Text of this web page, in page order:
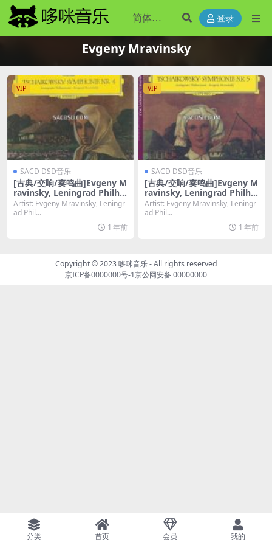
登录
Evgeny Mravinsky
VIP
SACD DSD音乐
[古典/交响/奏鸣曲]Evgeny M
ravinsky, Leningrad Philha
rmonic – Tchaikovsky: Sym
phony No 4 [SACD ISO DSD
Artist: Evgeny Mravinsky, Leningr
ad Phil...
1 年前
VIP
SACD DSD音乐
[古典/交响/奏鸣曲]Evgeny M
ravinsky, Leningrad Philha
rmonic – Tchaikovsky: Sym
phony No 5 [SACD ISO DSD
Artist: Evgeny Mravinsky, Leningr
ad Phil...
1 年前
Copyright © 2023哆咪音乐- All rights reserved
京ICP备0000000号-1京公网安备 00000000
分类 首页 会员 我的